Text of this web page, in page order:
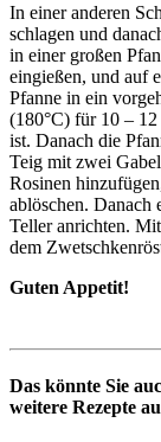
In einer anderen
schlagen und
in einer großen
eingießen, und auf
Pfanne in ein
(180°C) für 10 –
ist. Danach die
Teig mit zwei
Rosinen
ablöschen. Danach
Teller anrichten.
dem
Guten Appetit!
Das könnte Sie
weitere Rezepte